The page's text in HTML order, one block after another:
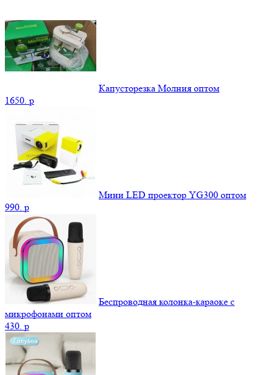
Капусторезка Молния оптом
1650. p
Мини LED проектор YG300 оптом
990. p
Беспроводная колонка-караоке с
микрофонами оптом
430. p